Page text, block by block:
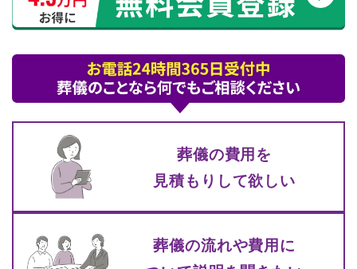
葬儀の費⽤を
⾒積もりして欲しい
葬儀の流れや費⽤に